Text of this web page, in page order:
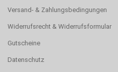
Versand- & Zahlungsbedingungen
Widerrufsrecht & Widerrufsformular
Gutscheine
Datenschutz